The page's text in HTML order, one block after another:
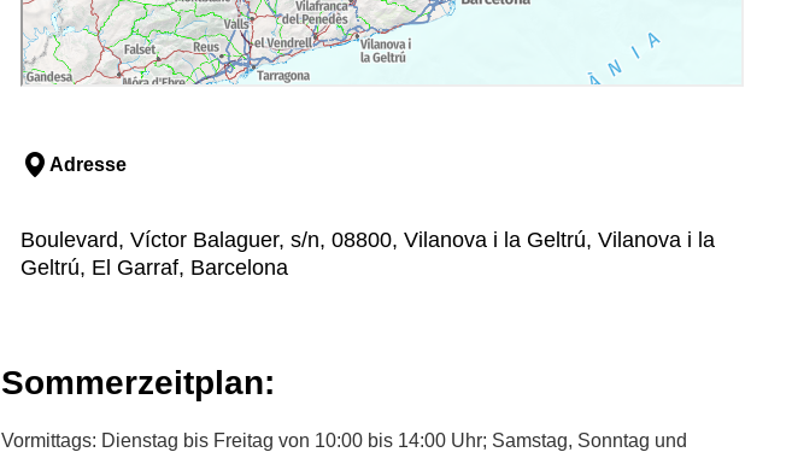
Adresse
Boulevard, Víctor Balaguer, s/n, 08800, Vilanova i la Geltrú, Vilanova i la
Geltrú, El Garraf, Barcelona
Sommerzeitplan:
Vormittags: Dienstag bis Freitag von 10:00 bis 14:00 Uhr; Samstag, Sonntag und